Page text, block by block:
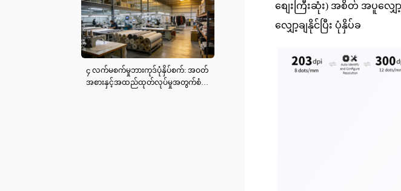
စျေးကြီးဆုံး) အစိတ် အပူလျှေ
လျှော့ချနိုင်ပြီး ပုံနှိပ်ခ
၄ လက်မစက်မှုဘားကုဒ်ပုံနှိပ်စက်: အဝတ်
အစားနှင့်အထည်ထုတ်လုပ်မှုအတွက်စံနှု